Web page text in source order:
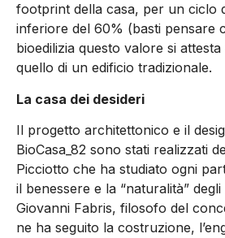
footprint della casa, per un ciclo
inferiore del 60% (basti pensare
bioedilizia questo valore si
quello di un edificio tradizionale.
La casa dei desideri
Il progetto architettonico e il
BioCasa_82 sono stati realizzati
Picciotto che ha studiato ogni
il benessere e la “naturalità”
Giovanni Fabris, filosofo del
ne ha seguito la costruzione,